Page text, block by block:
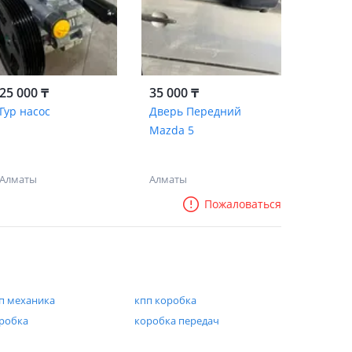
25 000 ₸
Гур насос
Алматы
35 000 ₸
Дверь Передний
Mazda 5
Алматы
Пожаловаться
механика
кпп коробка
коробка передач